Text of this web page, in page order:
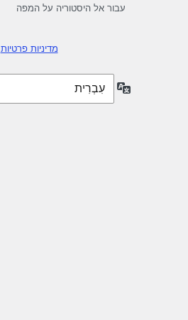
עבור אל היסטוריה על המפה
מדיניות פרטיות
שפה